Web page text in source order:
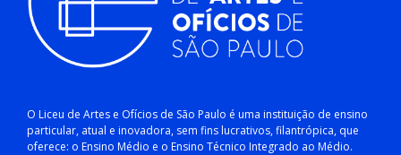
O Liceu de Artes e Ofícios de São Paulo é uma instituição de ensino
particular, atual e inovadora, sem fins lucrativos, filantrópica, que
oferece: o Ensino Médio e o Ensino Técnico Integrado ao Médio.